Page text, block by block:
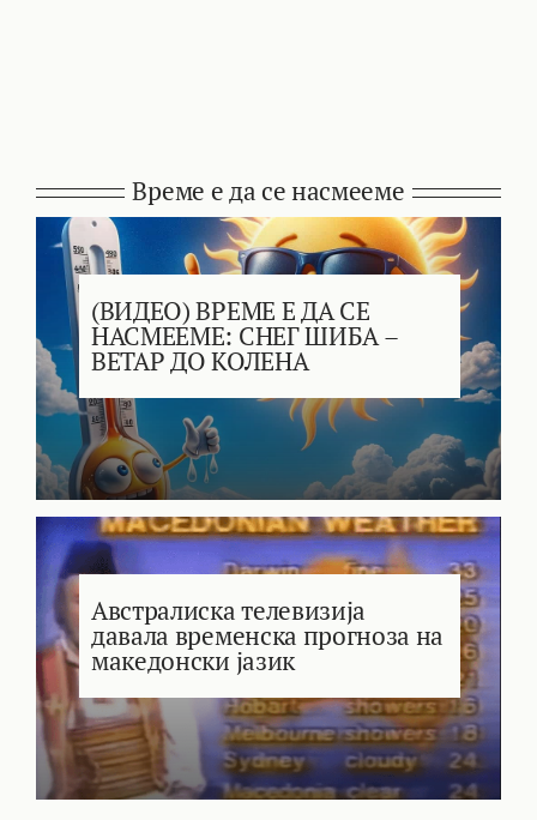
Време е да се насмееме
(ВИДЕО) ВРЕМЕ Е ДА СЕ
НАСМЕЕМЕ: СНЕГ ШИБА –
ВЕТАР ДО КОЛЕНА
Австралиска телевизија
давала временска прогноза на
македонски јазик